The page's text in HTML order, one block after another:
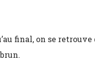
final, on se